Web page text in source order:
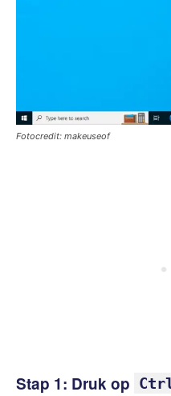
Fotocredit: makeuseof
Stap 1: Druk op